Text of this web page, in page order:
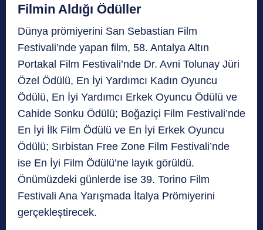
Filmin Aldığı Ödüller
Dünya prömiyerini San Sebastian Film
Festivali’nde yapan film, 58. Antalya Altın
Portakal Film Festivali’nde Dr. Avni Tolunay Jüri
Özel Ödülü, En İyi Yardımcı Kadın Oyuncu
Ödülü, En İyi Yardımcı Erkek Oyuncu Ödülü ve
Cahide Sonku Ödülü; Boğaziçi Film Festivali’nde
En İyi İlk Film Ödülü ve En İyi Erkek Oyuncu
Ödülü; Sırbistan Free Zone Film Festivali’nde
ise En İyi Film Ödülü’ne layık görüldü.
Önümüzdeki günlerde ise 39. Torino Film
Festivali Ana Yarışmada İtalya Prömiyerini
gerçekleştirecek.